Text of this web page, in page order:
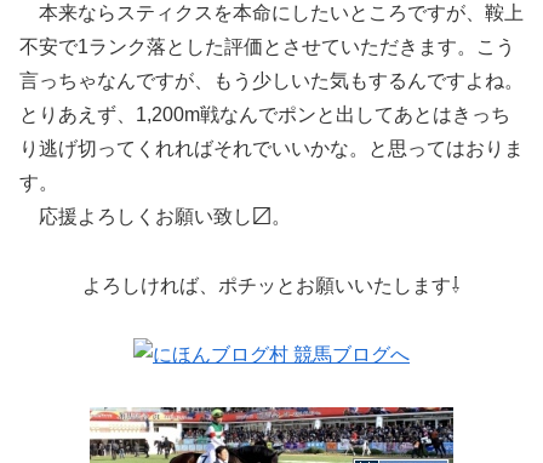
本来ならスティクスを本命にしたいところですが、鞍上
不安で1ランク落とした評価とさせていただきます。こう
言っちゃなんですが、もう少しいた気もするんですよね。
とりあえず、1,200m戦なんでポンと出してあとはきっち
り逃げ切ってくれればそれでいいかな。と思ってはおりま
す。
応援よろしくお願い致し〼。
よろしければ、ポチッとお願いいたします⇩